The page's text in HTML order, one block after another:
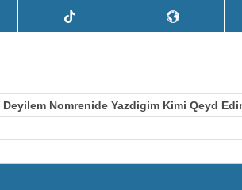
Nomrenide Yazdigim Kimi Qeyd